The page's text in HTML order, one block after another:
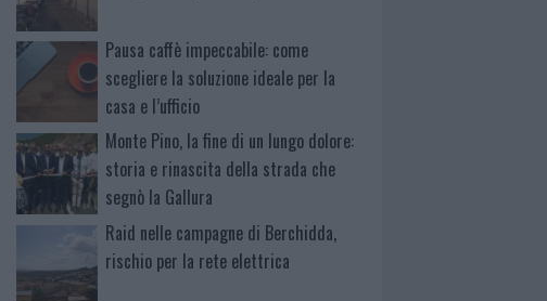
Pausa caffè impeccabile: come
scegliere la soluzione ideale per la
casa e l’ufficio
Monte Pino, la fine di un lungo dolore:
storia e rinascita della strada che
segnò la Gallura
Raid nelle campagne di Berchidda,
rischio per la rete elettrica